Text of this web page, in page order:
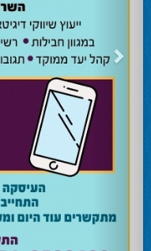
השרה מירי רגב קוראת לבוא ולהצביע
השרה מירי רגב קוראת לבוא ולהצביע
אוהד שגב הפסיד בעכו
עמיחי בן שלוש מקורבו של השר ניר
מחל זכתה במנדט אחד בבאר שבע
עו''ד אמנון כהן שעומד בראש רשימת
בוקר שהתמודד אף הוא למועצה לא
המשבר בליכוד העולמי
האם ההסכם של מיקי זוהר מחזק את
או הדחה? ומה יחליט בעתיד המרכז? עוד
המלא - עמ' 4.